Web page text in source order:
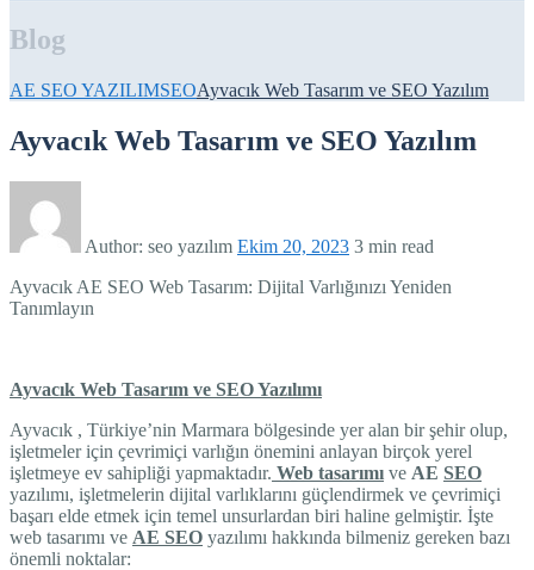
Blog
AE SEO YAZILIMSEOAyvacık Web Tasarım ve SEO Yazılım
Ayvacık Web Tasarım ve SEO Yazılım
Author: seo yazılım Ekim 20, 2023 3 min read
Ayvacık AE SEO Web Tasarım: Dijital Varlığınızı Yeniden
Tanımlayın
Ayvacık Web Tasarım ve SEO Yazılımı
Ayvacık , Türkiye’nin Marmara bölgesinde yer alan bir şehir olup,
işletmeler için çevrimiçi varlığın önemini anlayan birçok yerel
işletmeye ev sahipliği yapmaktadır. Web tasarımı ve AE SEO
yazılımı, işletmelerin dijital varlıklarını güçlendirmek ve çevrimiçi
başarı elde etmek için temel unsurlardan biri haline gelmiştir. İşte
web tasarımı ve AE SEO yazılımı hakkında bilmeniz gereken bazı
önemli noktalar: